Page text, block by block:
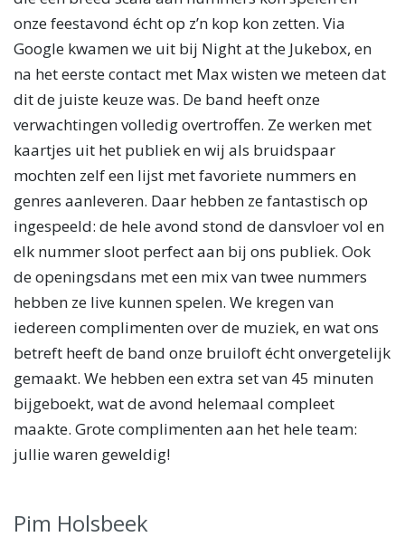
onze feestavond écht op z’n kop kon zetten. Via
Google kwamen we uit bij Night at the Jukebox, en
na het eerste contact met Max wisten we meteen dat
dit de juiste keuze was. De band heeft onze
verwachtingen volledig overtroffen. Ze werken met
kaartjes uit het publiek en wij als bruidspaar
mochten zelf een lijst met favoriete nummers en
genres aanleveren. Daar hebben ze fantastisch op
ingespeeld: de hele avond stond de dansvloer vol en
elk nummer sloot perfect aan bij ons publiek. Ook
de openingsdans met een mix van twee nummers
hebben ze live kunnen spelen. We kregen van
iedereen complimenten over de muziek, en wat ons
betreft heeft de band onze bruiloft écht onvergetelijk
gemaakt. We hebben een extra set van 45 minuten
bijgeboekt, wat de avond helemaal compleet
maakte. Grote complimenten aan het hele team:
jullie waren geweldig!
Pim Holsbeek